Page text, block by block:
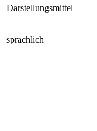
Darstellungsmittel
sprachlich